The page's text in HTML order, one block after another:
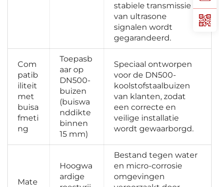
stabiele transmissie
van ultrasone
signalen wordt
gegarandeerd.
Com
patib
iliteit
met
buisa
fmeti
ng
Toepasb
aar op
DN500-
buizen
(buiswa
nddikte
binnen
15 mm)
Speciaal ontworpen
voor de DN500-
koolstofstaalbuizen
van klanten, zodat
een correcte en
veilige installatie
wordt gewaarborgd.
Mate
Hoogwa
ardige
Bestand tegen water
en micro-corrosie
omgevingen